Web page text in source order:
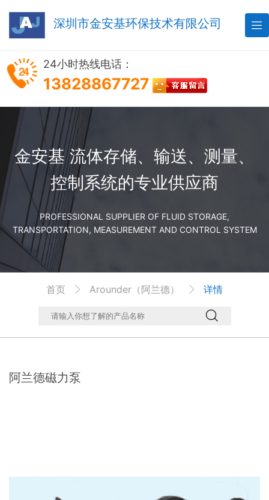
深圳市金安基环保技术有限公司 
24小时热线电话：
13828867727
金安基 流体存储、输送、测量、
控制系统的专业供应商
PROFESSIONAL SUPPLIER OF FLUID STORAGE,
TRANSPORTATION, MEASUREMENT AND CONTROL SYSTEM
首页  Arounder（阿兰德）  详情

阿兰德磁力泵